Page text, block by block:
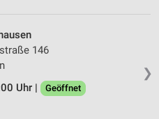
❯
146
Uhr |
Geöffnet